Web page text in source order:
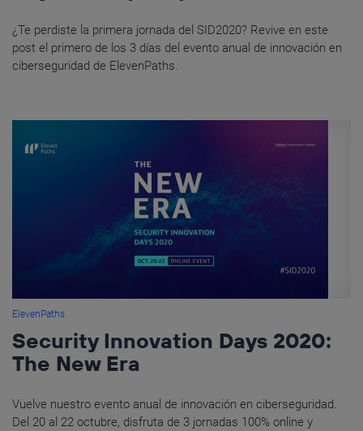
¿Te perdiste la primera jornada del SID2020? Revive en este
post el primero de los 3 días del evento anual de innovación en
ciberseguridad de ElevenPaths.
ElevenPaths
Security Innovation Days 2020:
The New Era
Vuelve nuestro evento anual de innovación en ciberseguridad.
Del 20 al 22 octubre, disfruta de 3 jornadas 100% online y